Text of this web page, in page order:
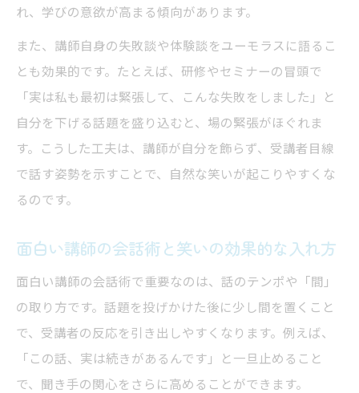
れ、学びの意欲が高まる傾向があります。
また、講師自身の失敗談や体験談をユーモラスに語るこ
とも効果的です。たとえば、研修やセミナーの冒頭で
「実は私も最初は緊張して、こんな失敗をしました」と
自分を下げる話題を盛り込むと、場の緊張がほぐれま
す。こうした工夫は、講師が自分を飾らず、受講者目線
で話す姿勢を示すことで、自然な笑いが起こりやすくな
るのです。
面白い講師の会話術と笑いの効果的な入れ方
面白い講師の会話術で重要なのは、話のテンポや「間」
の取り方です。話題を投げかけた後に少し間を置くこと
で、受講者の反応を引き出しやすくなります。例えば、
「この話、実は続きがあるんです」と一旦止めること
で、聞き手の関心をさらに高めることができます。